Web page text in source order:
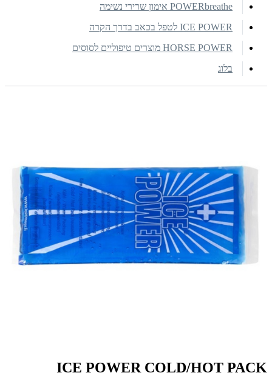
POWERbreathe אימון שרירי נשימה
ICE POWER לטפל בכאב בדרך הקרה
HORSE POWER מוצרים טיפוליים לסוסים
בלוג
ICE POWER COLD/HOT PACK